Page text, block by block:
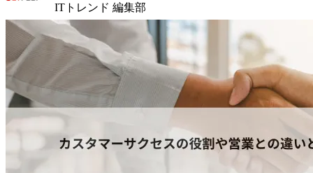
ITトレンド 編集部